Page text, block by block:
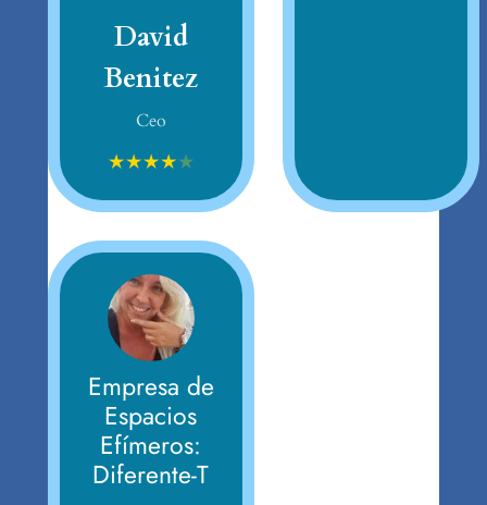
David
Benitez
Ceo
★★★★★
Empresa de
Espacios
Efímeros:
Diferente-T